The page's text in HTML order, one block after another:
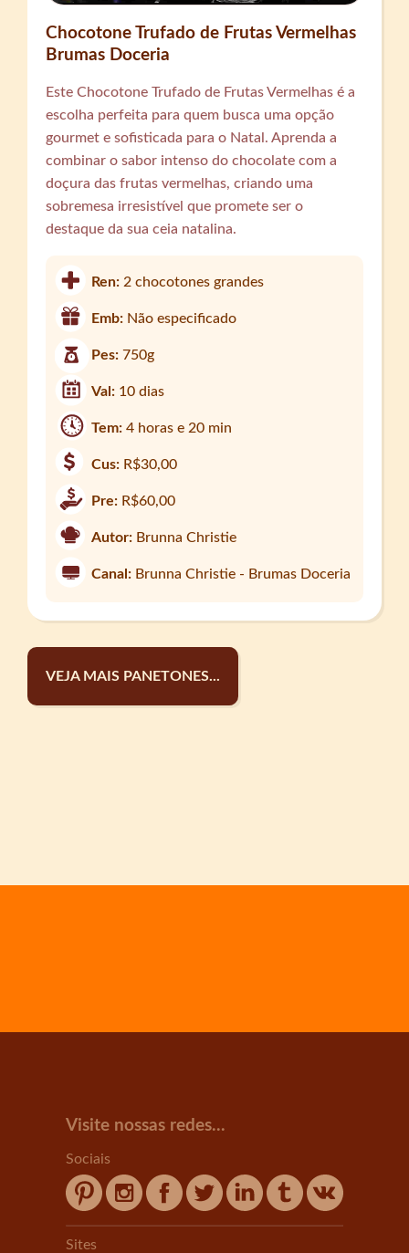
Chocotone Trufado de Frutas Vermelhas
Brumas Doceria
Este Chocotone Trufado de Frutas Vermelhas é a
escolha perfeita para quem busca uma opção
gourmet e sofisticada para o Natal. Aprenda a
combinar o sabor intenso do chocolate com a
doçura das frutas vermelhas, criando uma
sobremesa irresistível que promete ser o
destaque da sua ceia natalina.
Ren: 2 chocotones grandes
Emb: Não especificado
Pes:750g
Val: 10 dias
Tem:4 horas e 20 min
Cus: R$30,00
Pre: R$60,00
Autor: Brunna Christie
Canal: Brunna Christie - Brumas Doceria
VEJA MAIS PANETONES...
Visite nossas redes...
Sociais
Sites